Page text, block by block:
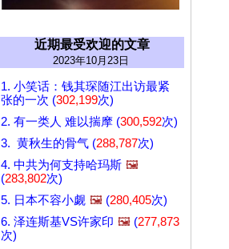
近期最受欢迎的文章
2023年10月23日
1. 小笑话：钱其琛随江出访最紧
张的一次 (302,199次)
2. 有一类人 难以揣摩 (300,592次)
3. 黄秋生的骨气 (288,787次)
4. 中共为何支持哈玛斯 🖼️
(283,802次)
5. 日本不容小觑 🖼️ (280,405次)
6. 泽连斯基VS许家印 🖼️ (277,873
次)